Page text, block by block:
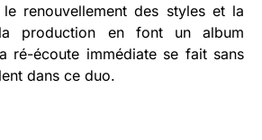
renouvellement des styles et la
production en font un album
ré-écoute immédiate se fait sans
dans ce duo.